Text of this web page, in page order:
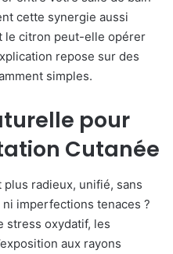
cette synergie aussi
le citron peut-elle opérer
repose sur des
simples.
pour
Cutanée
plus radieux, unifié, sans
imperfections tenaces ?
stress oxydatif, les
aux rayons